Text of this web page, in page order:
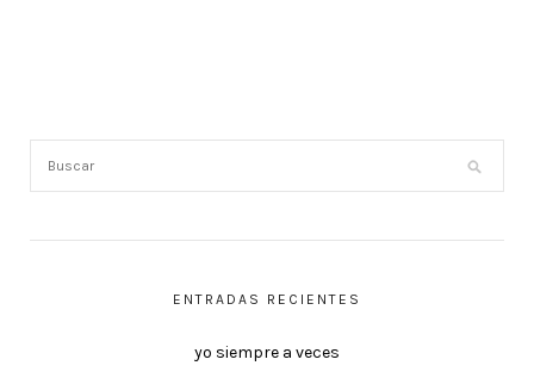
ENTRADAS RECIENTES
yo siempre a veces